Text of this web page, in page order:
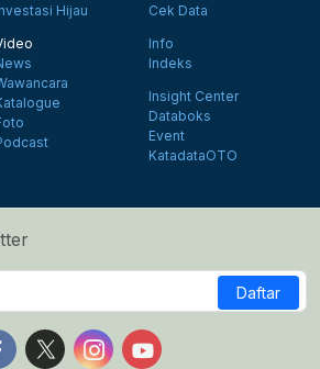
Hijau
Cek Data
Info
Indeks
Insight Center
Databoks
Event
KatadataOTO
Daftar
Follow us on Facebook
Follow us on X
Follow us on Instagram
Follow us on